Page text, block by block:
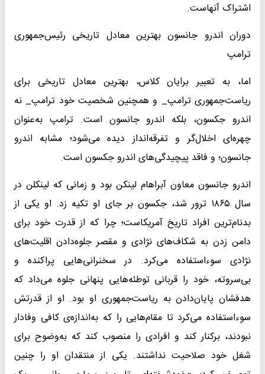
اشتراک آنهاست.
دوران اندرو جانسون بهترین معادل تاریخی رئیس‌جمهوری
ترامپ
اما، به تعبیر برایان کلاس، بهترین معادل تاریخی برای
ریاست‌جمهوری ترامپ_ و همچنین شخصیت خود ترامپ_ نه
اندرو جکسون، بلکه اندرو جانسون است. ترامپ به‌عنوان
چهره‌ای اخلال‌گر و تفرقه‌انداز دیده می‌شود؛ مشابه اندرو
جانسون؛ و فاقد پیچیدگی‌های اندرو جکسون است.
اندرو جانسون معاون آبراهام لینکن بود و زمانی که لینکلن در
سال ۱۸۶۵ ترور شد، جکسون بر جای او تکیه زد. او یکی از
بدنام‌ترین افراد تاریخ آمریکاست؛ چرا که از قدرت خود برای
دامن زدن به شکاف‌های نژادی و مقصر جلوه‌دادن اقلیت‌های
نژادی سوء‌استفاده می‌کرد. در سخنرانی‌هایی پراکنده و
بی‌سروته، خود را قربانی توطئه‌هایی پنهانی جلوه می‌داد که
هدفشان پایان‌دادن به ریاست‌جمهوری او بود. او از قدرتش
سوءاستفاده می‌کرد تا مقام‌هایی را که به‌اندازه‌ی کافی وفادار
نبودند، برکنار کند و افرادی را منصوب کند که به‌وضوح برای
شغل خود صلاحیت نداشتند. یکی از منتقدان او را چنین